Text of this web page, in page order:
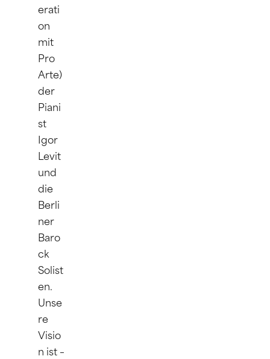
erati
on
mit
Pro
Arte)
der
Piani
st
Igor
Levit
und
die
Berli
ner
Baro
ck
Solist
en.
Unse
re
Visio
n ist –